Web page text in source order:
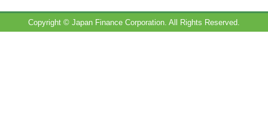
Copyright © Japan Finance Corporation. All Rights Reserved.